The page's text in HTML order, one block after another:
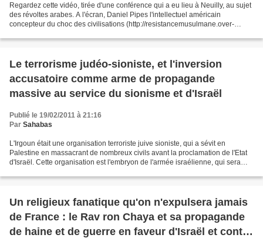
Regardez cette vidéo, tirée d'une conférence qui a eu lieu à Neuilly, au sujet
des révoltes arabes. A l'écran, Daniel Pipes l'intellectuel américain
concepteur du choc des civilisations (http://resistancemusulmane.over-
choc-des-civilisations-pour-la-gloire-d-israel-60362650.html)...
Le terrorisme judéo-sioniste, et l'inversion
accusatoire comme arme de propagande
massive au service du sionisme et d'Israël
Publié le 19/02/2011 à 21:16
Par Sahabas
L'Irgoun était une organisation terroriste juive sioniste, qui a sévit en
Palestine en massacrant de nombreux civils avant la proclamation de l'Etat
d'Israël. Cette organisation est l'embryon de l'armée israélienne, qui sera
Un religieux fanatique qu'on n'expulsera jamais
de France : le Rav ron Chaya et sa propagande
de haine et de guerre en faveur d'Israël et contre